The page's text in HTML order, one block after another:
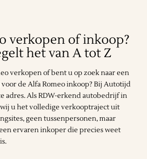
verkopen of inkoop?
het van A tot Z
verkopen of bent u op zoek naar een
de Alfa Romeo inkoop? Bij Autotijd
adres. Als RDW-erkend autobedrijf in
u het volledige verkooptraject uit
geen tussenpersonen, maar
ervaren inkoper die precies weet